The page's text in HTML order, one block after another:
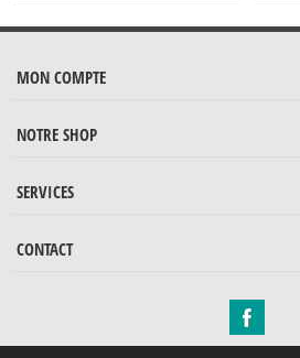
MON COMPTE
NOTRE SHOP
SERVICES
CONTACT